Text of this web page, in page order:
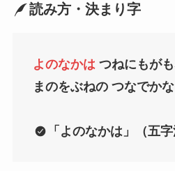
読み方・決まり字
よのなかは つねにもが
まのをぶねの つなでか
「 よのなかは 」（五字